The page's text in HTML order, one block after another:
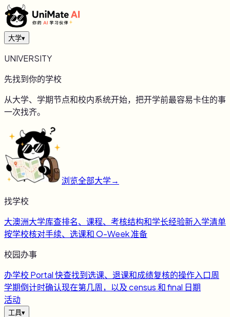
大学▾
UNIVERSITY
先找到你的学校
从大学、学期节点和校内系统开始，把开学前最容易卡住的事
一次找齐。
浏览全部大学→
找学校
大澳洲大学库查排名、课程、考核结构和学长经验新入学清单
按学校核对手续、选课和 O-Week 准备
校园办事
办学校 Portal 快查找到选课、退课和成绩复核的操作入口周
学期倒计时确认现在第几周，以及 census 和 final 日期
活动
工具▾